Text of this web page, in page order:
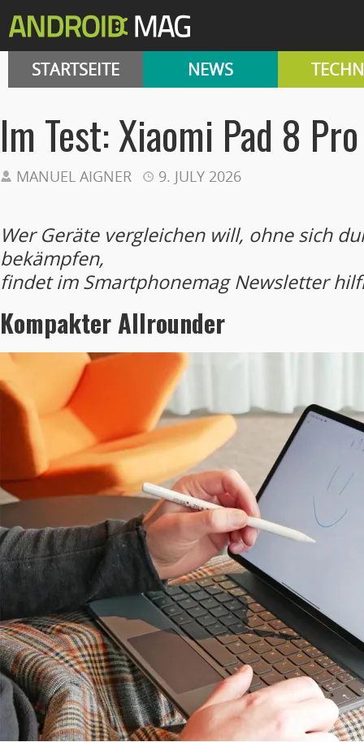
STARTSEITE NEWS
Im Test: Xiaomi Pad 8 Pro
MANUEL AIGNER 9. JULY 2026
Wer Geräte vergleichen will, ohne sich
bekämpfen,
findet im Smartphonemag Newsletter
Kompakter Allrounder